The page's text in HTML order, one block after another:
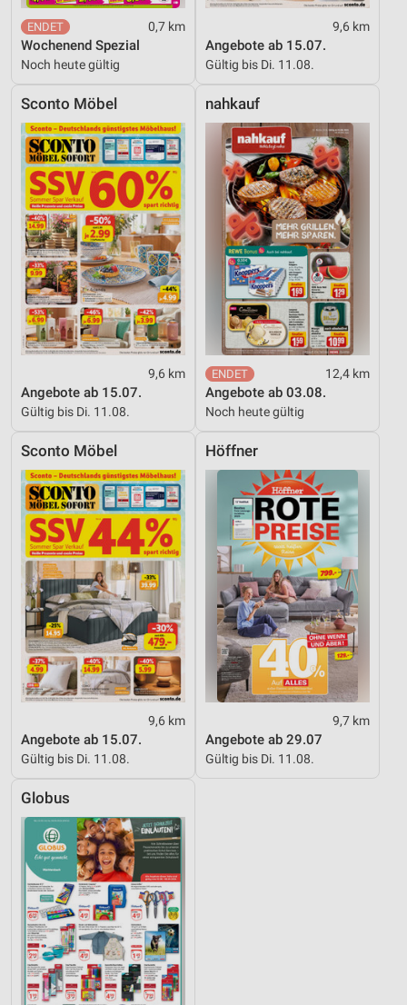
0,7 km
Wochenend Spezial
Noch heute gültig
9,6 km
Angebote ab 15.07.
Gültig bis Di. 11.08.
Sconto Möbel
9,6 km
Angebote ab 15.07.
Gültig bis Di. 11.08.
nahkauf
12,4 km
Angebote ab 03.08.
Noch heute gültig
Sconto Möbel
9,6 km
Angebote ab 15.07.
Gültig bis Di. 11.08.
Höffner
9,7 km
Angebote ab 29.07
Gültig bis Di. 11.08.
Globus